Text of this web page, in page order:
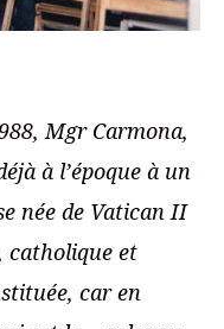
Mgr Carmona,
à l’époque à un
née de Vatican II
catholique et
car en